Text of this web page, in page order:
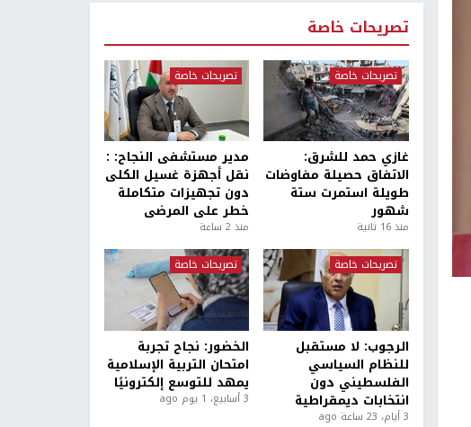
تصريحات خاصة
تصريحات خاصة
غازي حمد للشرق:
الاتفاق حصيلة مفاوضات
طويلة استمرت ستة
شهور
منذ 16 ثانية
تصريحات خاصة
مدير مستشفى النجاح: :
نقل أجهزة غسيل الكلى
دون تجهيزات متكاملة
خطر على المرضى
منذ 2 ساعة
تصريحات خاصة
الرجوب: لا مستقبل
للنظام السياسي
الفلسطيني دون
انتخابات ديمقراطية
3 أيام، 23 ساعة ago
تصريحات خاصة
الخضور: نجاح تجربة
امتحان التربية الإسلامية
يمهد للتوسع إلكترونيًا
3 أسابيع، 1 يوم ago